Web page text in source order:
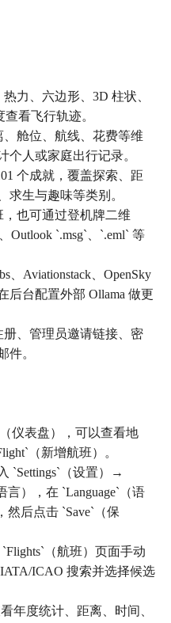
力、六边形、3D 柱状、
看飞行轨迹。
舱位、航线、花费等维
个人或家庭出行记录。
个成就，覆盖探索、距
求生与趣味等类别。
也可通过登机牌二维
Outlook `.msg`、`.eml` 等
Aviationstack、OpenSky
后台配置外部 Ollama 做更
、管理员邀请链接、密
件。
仪表盘），可以查看地
（新增航班）。
`Settings`（设置）→
言），在 `Language`（语
然后点击 `Save`（保
（航班）页面手动
ICAO 搜索并选择候选
年度统计、距离、时间、